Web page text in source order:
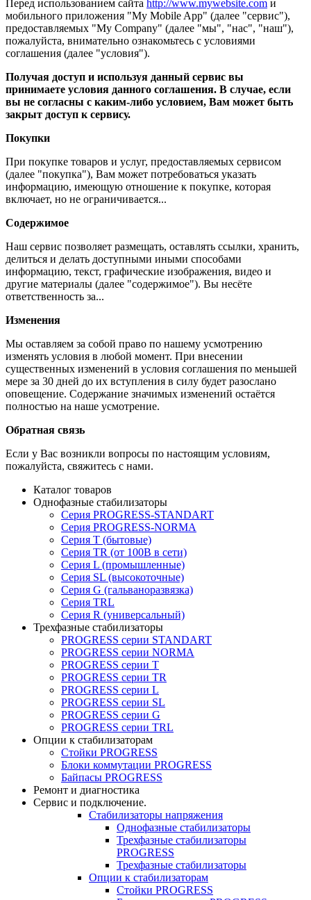
Перед использованием сайта http://www.mywebsite.com и
мобильного приложения "My Mobile App" (далее "сервис"),
предоставляемых "My Company" (далее "мы", "нас", "наш"),
пожалуйста, внимательно ознакомьтесь с условиями
соглашения (далее "условия").
Получая доступ и используя данный сервис вы
принимаете условия данного соглашения. В случае, если
вы не согласны с каким-либо условием, Вам может быть
закрыт доступ к сервису.
Покупки
При покупке товаров и услуг, предоставляемых сервисом
(далее "покупка"), Вам может потребоваться указать
информацию, имеющую отношение к покупке, которая
включает, но не ограничивается...
Содержимое
Наш сервис позволяет размещать, оставлять ссылки, хранить,
делиться и делать доступными иными способами
информацию, текст, графические изображения, видео и
другие материалы (далее "содержимое"). Вы несёте
ответственность за...
Изменения
Мы оставляем за собой право по нашему усмотрению
изменять условия в любой момент. При внесении
существенных изменений в условия соглашения по меньшей
мере за 30 дней до их вступления в силу будет разослано
оповещение. Содержание значимых изменений остаётся
полностью на наше усмотрение.
Обратная связь
Если у Вас возникли вопросы по настоящим условиям,
пожалуйста, свяжитесь с нами.
Каталог товаров
Однофазные стабилизаторы
Серия PROGRESS-STANDART
Серия PROGRESS-NORMA
Серия T (бытовые)
Серия TR (от 100В в сети)
Серия L (промышленные)
Серия SL (высокоточные)
Серия G (гальваноразвязка)
Серия TRL
Серия R (универсальный)
Трехфазные стабилизаторы
PROGRESS cерии STANDART
PROGRESS cерии NORMA
PROGRESS серии Т
PROGRESS серии ТR
PROGRESS серии L
PROGRESS серии SL
PROGRESS серии G
PROGRESS серии TRL
Опции к стабилизаторам
Стойки PROGRESS
Блоки коммутации PROGRESS
Байпасы PROGRESS
Ремонт и диагностика
Сервис и подключение.
Стабилизаторы напряжения
Однофазные стабилизаторы
Трехфазные стабилизаторы
PROGRESS
Трехфазные стабилизаторы
Опции к стабилизаторам
Стойки PROGRESS